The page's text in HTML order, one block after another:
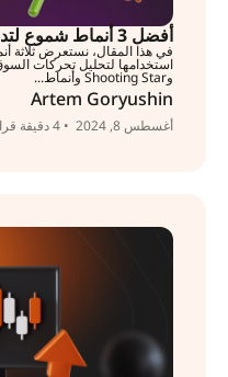
أفضل 3 أنماط شموع لتداول الخيارات الثنائية
في هذا المقال، نستعرض ثلاثة
وShooting Star وأنماط...
Artem Goryushin
أغسطس 8, 2024 • 4 دقيقة قراءة